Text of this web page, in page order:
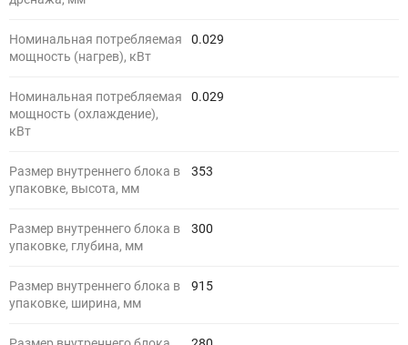
Номинальная потребляемая
мощность (нагрев), кВт
0.029
Номинальная потребляемая
мощность (охлаждение),
кВт
0.029
Размер внутреннего блока в
упаковке, высота, мм
353
Размер внутреннего блока в
упаковке, глубина, мм
300
Размер внутреннего блока в
упаковке, ширина, мм
915